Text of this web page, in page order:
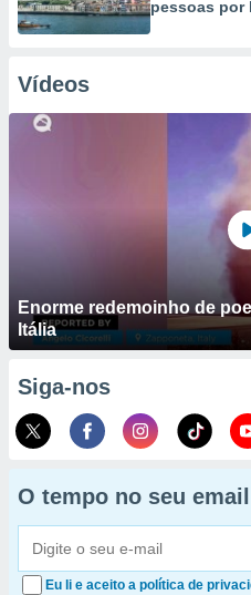
pessoas por
Vídeos
Enorme redemoinho de
Itália
Siga-nos
O tempo no seu email
Eu li e aceito a política de